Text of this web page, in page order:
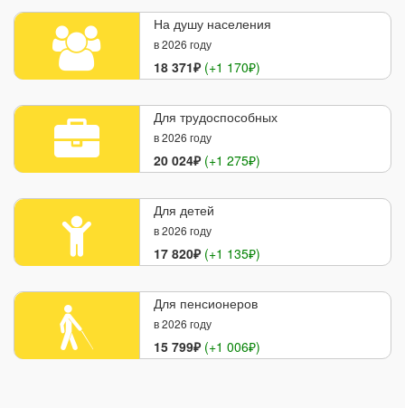
На душу населения
в 2026 году
18 371₽(+1 170₽)
Для трудоспособных
в 2026 году
20 024₽(+1 275₽)
Для детей
в 2026 году
17 820₽(+1 135₽)
Для пенсионеров
в 2026 году
15 799₽(+1 006₽)